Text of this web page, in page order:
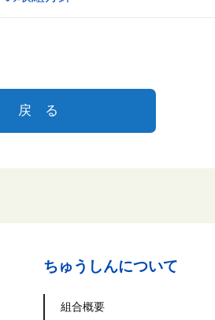
戻 る
ちゅうしんについて
組合概要